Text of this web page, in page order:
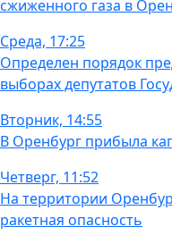
сжиженного газа в
Среда, 17:25
Определен порядок
выборах депутатов
Вторник, 14:55
В Оренбург прибыла
Четверг, 11:52
На территории
ракетная опасность